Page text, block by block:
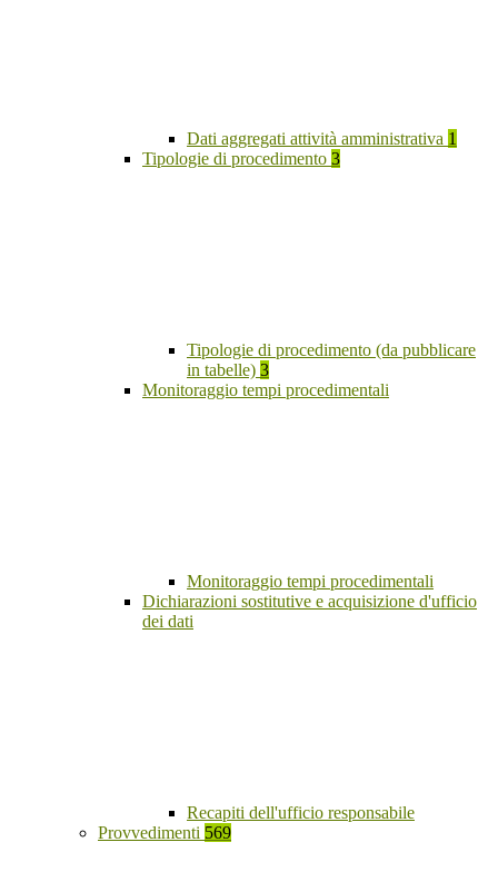
Dati aggregati attività amministrativa 1
Tipologie di procedimento 3
Tipologie di procedimento (da pubblicare
in tabelle) 3
Monitoraggio tempi procedimentali
Monitoraggio tempi procedimentali
Dichiarazioni sostitutive e acquisizione d'ufficio
dei dati
Recapiti dell'ufficio responsabile
Provvedimenti 569